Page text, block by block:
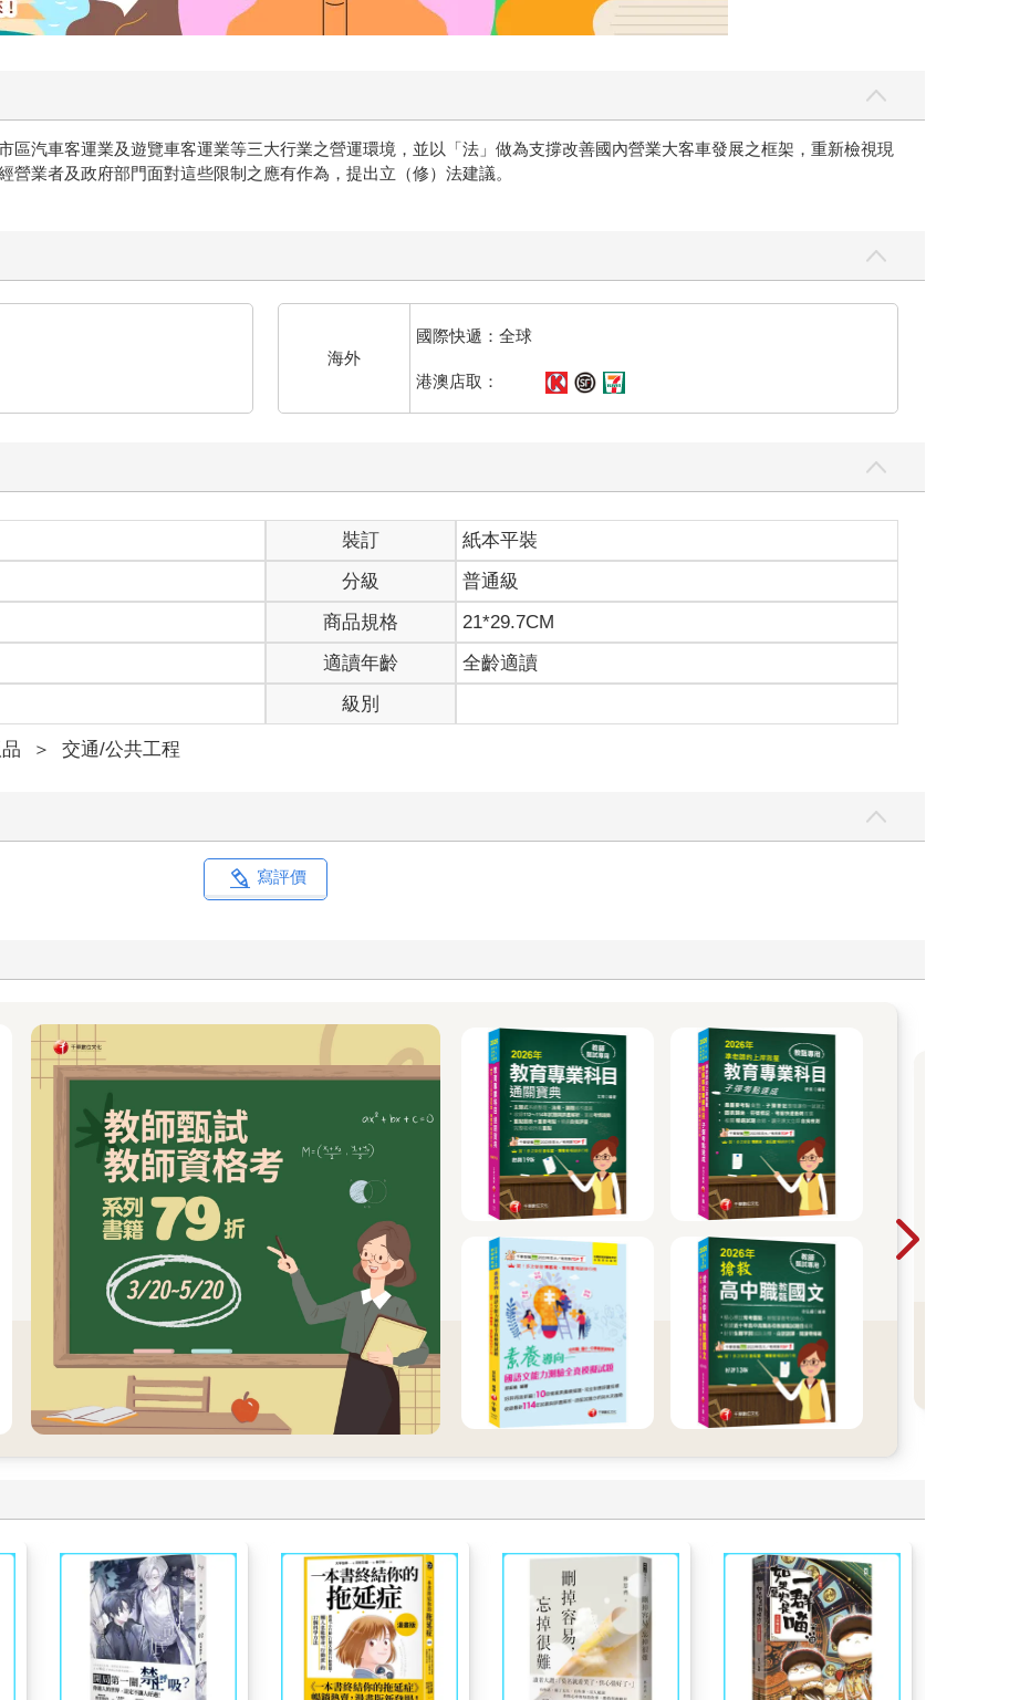
區汽車客運業及遊覽車客運業等三大行業之營運環境，並以「法」做為支撐改善國內營業大客車發展之框架，重新檢視現
業者及政府部門面對這些限制之應有作為，提出立（修）法建議。
海外
國際快遞：全球
港澳店取：
裝訂
紙本平裝
分級
普通級
商品規格
21*29.7CM
適讀年齡
全齡適讀
級別
＞ 交通/公共工程
寫評價